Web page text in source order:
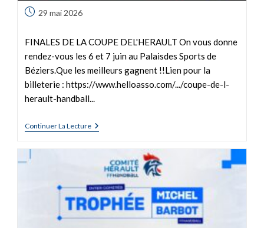
29 mai 2026
FINALES DE LA COUPE DEL'HERAULT On vous donne
rendez-vous les 6 et 7 juin au Palaisdes Sports de
Béziers.Que les meilleurs gagnent !!Lien pour la
billeterie : https://www.helloasso.com/.../coupe-de-l-
herault-handball...
Continuer La Lecture